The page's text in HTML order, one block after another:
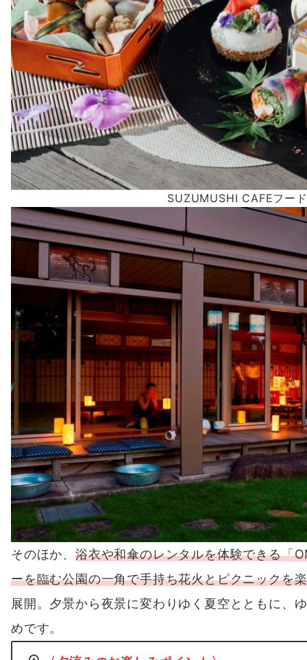
SUZUMUSHI CAFEフー
そのほか、 浴衣や和傘のレンタルを体験できる「
ーを臨む公園の一角で手持ち花火とピクニックを
展開。夕景から夜景に変わりゆく夏空とともに、
めです。